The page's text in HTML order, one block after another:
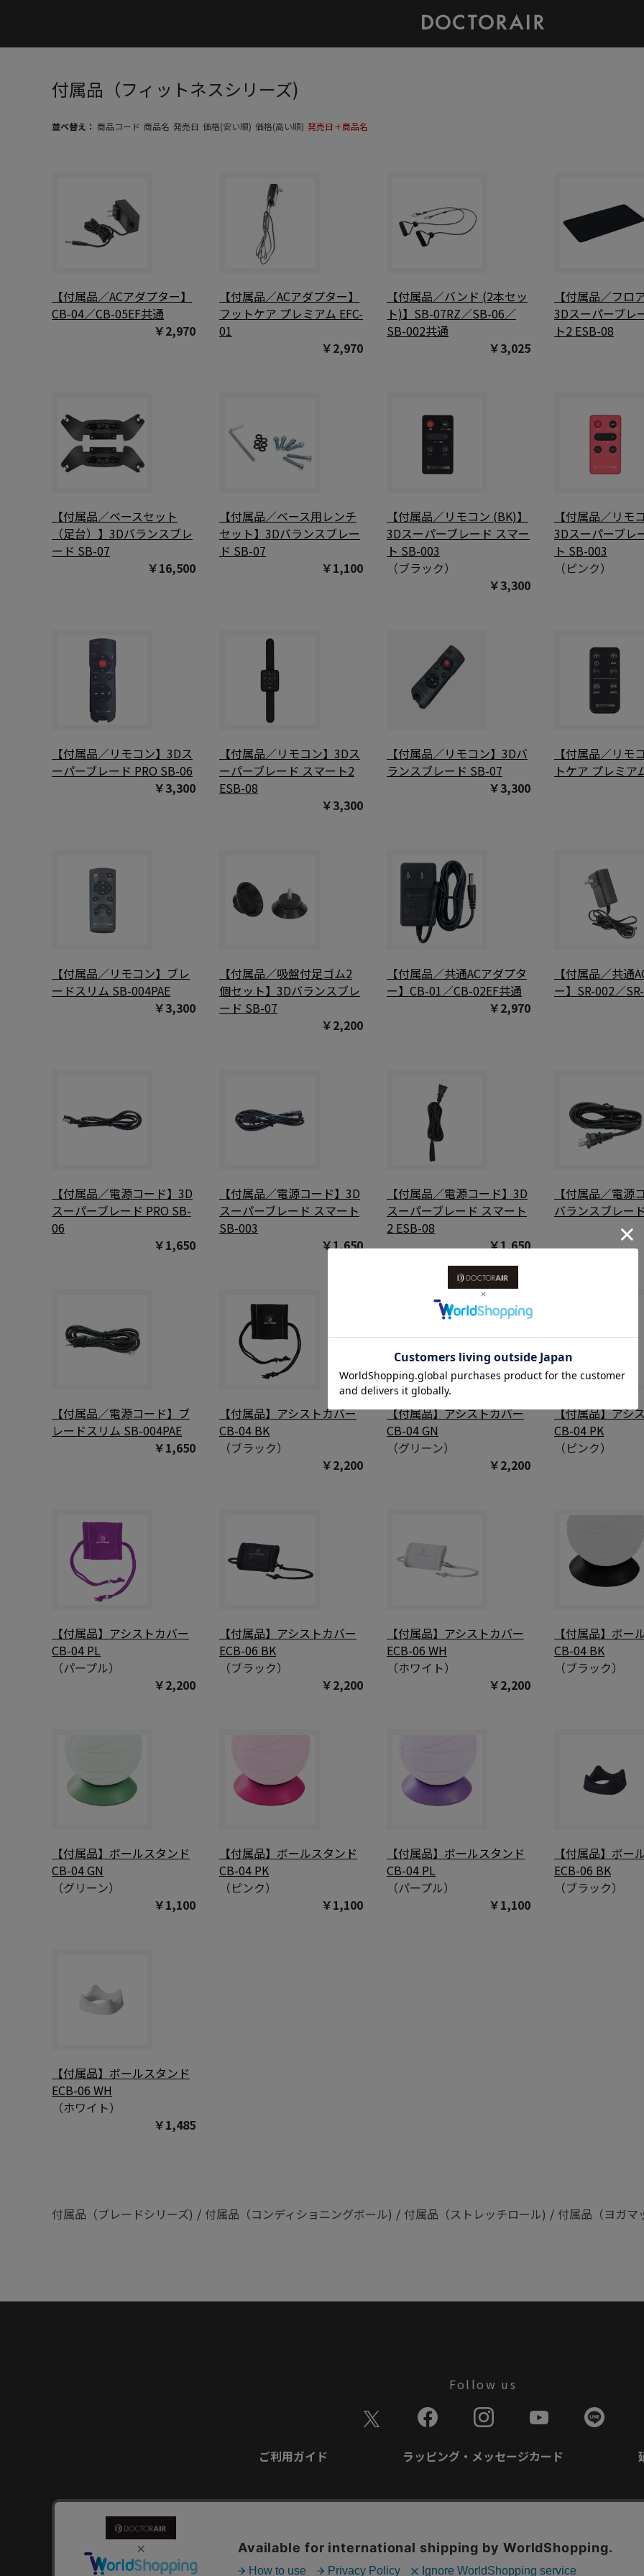
付属品（フィットネスシリーズ)
並べ替え： 商品コード 商品名 発売日 価格(安い順) 価格(高い順) 発売日＋商品名
【付属品／ACアダプター】
CB-04／CB-05EF共通
￥2,970
【付属品／ACアダプター】
フットケア プレミアム EFC-
01
￥2,970
【付属品／バンド (2本セッ
ト)】SB-07RZ／SB-06／
SB-002共通
￥3,025
【付属品／フロ
3Dスーパーブレ
ト2 ESB-08
【付属品／ベースセット
（足台）】3Dバランスブレ
ード SB-07
￥16,500
【付属品／ベース用レンチ
セット】3Dバランスブレー
ド SB-07
￥1,100
【付属品／リモコン (BK)】
3Dスーパーブレード スマー
ト SB-003
（ブラック）
￥3,300
【付属品／リモ
3Dスーパーブレ
ト SB-003
（ピンク）
【付属品／リモコン】3Dス
ーパーブレード PRO SB-06
￥3,300
【付属品／リモコン】3Dス
ーパーブレード スマート2
ESB-08
￥3,300
【付属品／リモコン】3Dバ
ランスブレード SB-07
￥3,300
【付属品／リモ
トケア プレミア
【付属品／リモコン】ブレ
ードスリム SB-004PAE
￥3,300
【付属品／吸盤付足ゴム2
個セット】3Dバランスブレ
ード SB-07
￥2,200
【付属品／共通ACアダプタ
ー】CB-01／CB-02EF共通
￥2,970
【付属品／共通
ー】SR-002／
【付属品／電源コード】3D
スーパーブレード PRO SB-
06
￥1,650
【付属品／電源コード】3D
スーパーブレード スマート
SB-003
￥1,650
【付属品／電源コード】3D
スーパーブレード スマート
2 ESB-08
￥1,650
【付属品／電源
バランスブレー
【付属品／電源コード】ブ
レードスリム SB-004PAE
￥1,650
【付属品】アシストカバー
CB-04 BK
（ブラック）
￥2,200
【付属品】アシストカバー
CB-04 GN
（グリーン）
￥2,200
【付属品】アシ
CB-04 PK
（ピンク）
【付属品】アシストカバー
CB-04 PL
（パープル）
￥2,200
【付属品】アシストカバー
ECB-06 BK
（ブラック）
￥2,200
【付属品】アシストカバー
ECB-06 WH
（ホワイト）
￥2,200
【付属品】ボー
CB-04 BK
（ブラック）
【付属品】ボールスタンド
CB-04 GN
（グリーン）
￥1,100
【付属品】ボールスタンド
CB-04 PK
（ピンク）
￥1,100
【付属品】ボールスタンド
CB-04 PL
（パープル）
￥1,100
【付属品】ボー
ECB-06 BK
（ブラック）
【付属品】ボールスタンド
ECB-06 WH
（ホワイト）
￥1,485
付属品（ブレードシリーズ) / 付属品（コンディショニングボール) / 付属品（ストレッチロール) / 付属品（ヨガマ
Follow us
ご利用ガイド ラッピング・メッセージカード
お問い合わせ